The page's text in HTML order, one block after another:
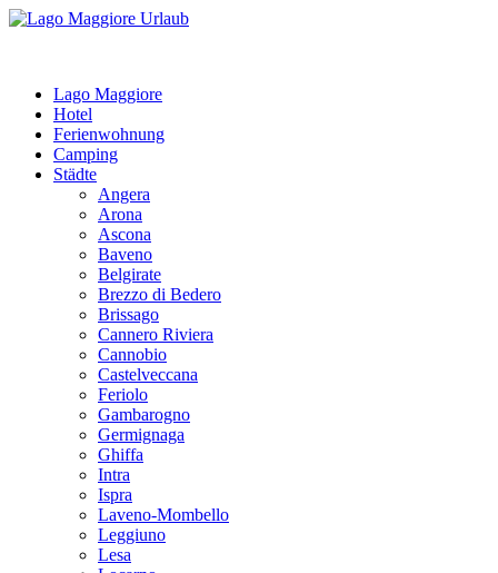
Lago Maggiore
Hotel
Ferienwohnung
Camping
Städte
Angera
Arona
Ascona
Baveno
Belgirate
Brezzo di Bedero
Brissago
Cannero Riviera
Cannobio
Castelveccana
Feriolo
Gambarogno
Germignaga
Ghiffa
Intra
Ispra
Laveno-Mombello
Leggiuno
Lesa